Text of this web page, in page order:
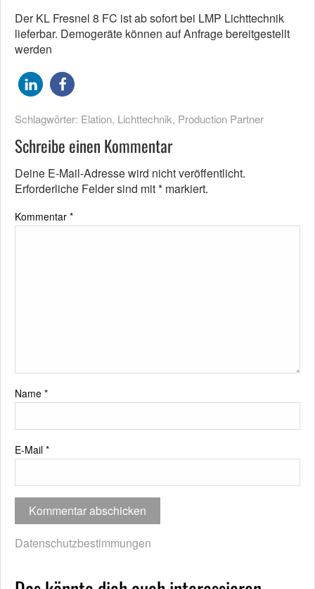
Der KL Fresnel 8 FC ist ab sofort bei LMP Lichttechnik
lieferbar. Demogeräte können auf Anfrage bereitgestellt
werden
Schlagwörter: Elation, Lichttechnik, Production Partner
Schreibe einen Kommentar
Deine E-Mail-Adresse wird nicht veröffentlicht.
Erforderliche Felder sind mit* markiert.
Kommentar *
Name *
E-Mail *
Datenschutzbestimmungen